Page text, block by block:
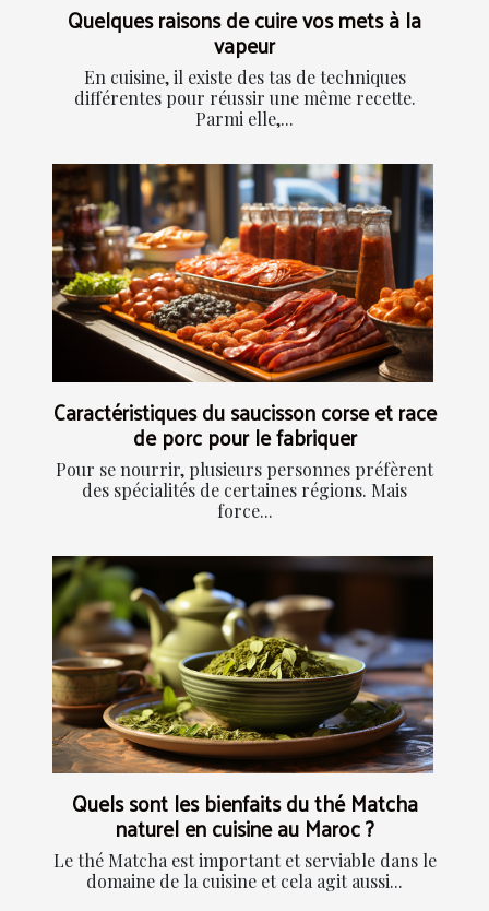
Quelques raisons de cuire vos mets à la
vapeur
En cuisine, il existe des tas de techniques
différentes pour réussir une même recette.
Parmi elle,...
Caractéristiques du saucisson corse et race
de porc pour le fabriquer
Pour se nourrir, plusieurs personnes préfèrent
des spécialités de certaines régions. Mais
force...
Quels sont les bienfaits du thé Matcha
naturel en cuisine au Maroc ?
Le thé Matcha est important et serviable dans le
domaine de la cuisine et cela agit aussi...